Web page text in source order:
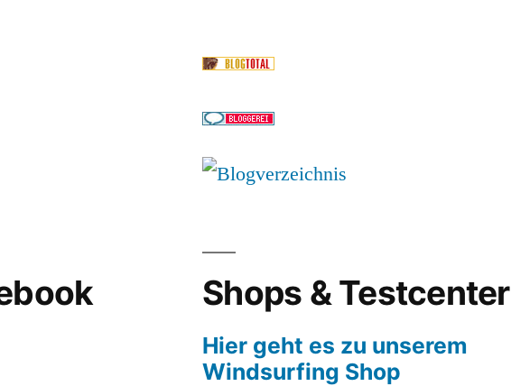
Shops & Testcenter
Hier geht es zu unserem
Windsurfing Shop